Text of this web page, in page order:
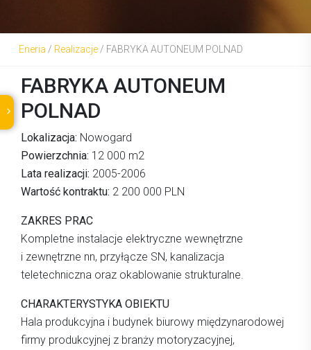
Eneria / Realizacje / FABRYKA AUTONEUM POLNAD
FABRYKA AUTONEUM
POLNAD
Lokalizacja: Nowogard
Powierzchnia: 12 000 m2
Lata realizacji: 2005-2006
Wartość kontraktu: 2 200 000 PLN
ZAKRES PRAC
Kompletne instalacje elektryczne wewnętrzne
i zewnętrzne nn, przyłącze SN, kanalizacja
teletechniczna oraz okablowanie strukturalne.
CHARAKTERYSTYKA OBIEKTU
Hala produkcyjna i budynek biurowy międzynarodowej
firmy produkcyjnej z branży motoryzacyjnej,